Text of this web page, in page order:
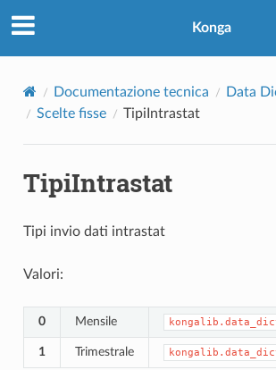
Konga
Documentazione tecnica
Data
Scelte fisse
TipiIntrastat
TipiIntrastat
Tipi invio dati intrastat
Valori:
0 Mensile
1 Trimestrale